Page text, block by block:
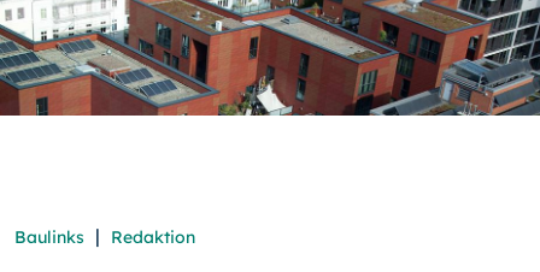
Baulinks | Redaktion